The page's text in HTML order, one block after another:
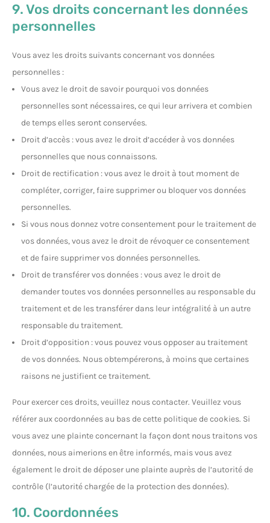
9. Vos droits concernant les données
personnelles
Vous avez les droits suivants concernant vos données
personnelles :
Vous avez le droit de savoir pourquoi vos données
personnelles sont nécessaires, ce qui leur arrivera et combien
de temps elles seront conservées.
Droit d’accès : vous avez le droit d’accéder à vos données
personnelles que nous connaissons.
Droit de rectification : vous avez le droit à tout moment de
compléter, corriger, faire supprimer ou bloquer vos données
personnelles.
Si vous nous donnez votre consentement pour le traitement de
vos données, vous avez le droit de révoquer ce consentement
et de faire supprimer vos données personnelles.
Droit de transférer vos données : vous avez le droit de
demander toutes vos données personnelles au responsable du
traitement et de les transférer dans leur intégralité à un autre
responsable du traitement.
Droit d’opposition : vous pouvez vous opposer au traitement
de vos données. Nous obtempérerons, à moins que certaines
raisons ne justifient ce traitement.
Pour exercer ces droits, veuillez nous contacter. Veuillez vous
référer aux coordonnées au bas de cette politique de cookies. Si
vous avez une plainte concernant la façon dont nous traitons vos
données, nous aimerions en être informés, mais vous avez
également le droit de déposer une plainte auprès de l’autorité de
contrôle (l’autorité chargée de la protection des données).
10. Coordonnées